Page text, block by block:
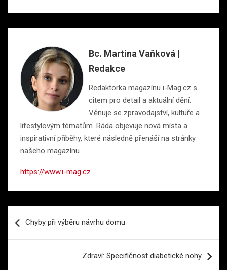
Bc. Martina Vaňková |
Redakce
Redaktorka magazínu i-Mag.cz s
citem pro detail a aktuální dění.
Věnuje se zpravodajství, kultuře a
lifestylovým tématům. Ráda objevuje nová místa a
inspirativní příběhy, které následně přenáší na stránky
našeho magazínu.
https://www.i-mag.cz
proChyby při výběru návrhu domu
Zdraví: Specifičnost diabetické nohy